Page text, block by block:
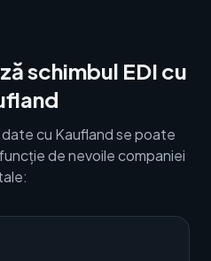
schimbul EDI cu
cu Kaufland se poate
de nevoile companiei